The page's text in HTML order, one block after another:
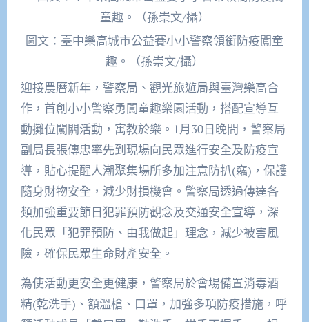
圖文：臺中樂高城市公益賽小小警察領銜防疫闖童
趣。（孫崇文/攝）
迎接農曆新年，警察局、觀光旅遊局與臺灣樂高合
作，首創小小警察勇闖童趣樂園活動，搭配宣導互
動攤位闖關活動，寓教於樂。1月30日晚間，警察局
副局長張傳忠率先到現場向民眾進行安全及防疫宣
導，貼心提醒人潮聚集場所多加注意防扒(竊)，保護
隨身財物安全，減少財損機會。警察局透過傳達各
類加強重要節日犯罪預防觀念及交通安全宣導，深
化民眾「犯罪預防、由我做起」理念，減少被害風
險，確保民眾生命財產安全。
為使活動更安全更健康，警察局於會場備置消毒酒
精(乾洗手)、額溫槍、口罩，加強多項防疫措施，呼